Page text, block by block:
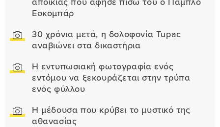
αποικίας που άφησε πίσω του ο Πάμπλο
Εσκομπάρ
30 χρόνια μετά, η δολοφονία Tupac
αναβιώνει στα δικαστήρια
Η εντυπωσιακή φωτογραφία ενός
εντόμου να ξεκουράζεται στην τρύπα
ενός φύλλου
Η μέδουσα που κρύβει το μυστικό της
αθανασίας